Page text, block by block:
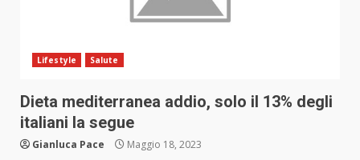
Lifestyle Salute
Dieta mediterranea addio, solo il 13% degli
italiani la segue
Gianluca Pace Maggio 18, 2023